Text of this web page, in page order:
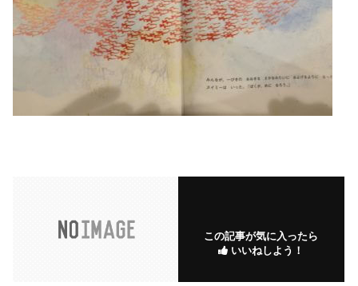
この記事が気に入ったら
いいねしよう！